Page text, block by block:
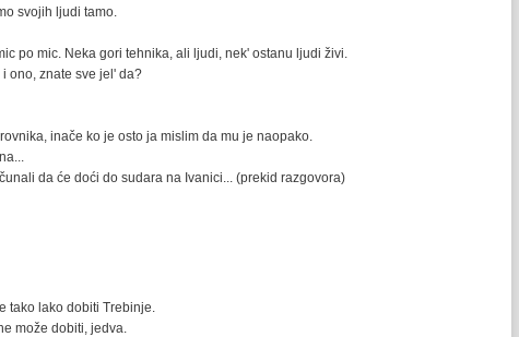
svojih ljudi tamo.
po mic. Neka gori tehnika, ali ljudi, nek' ostanu ljudi živi.
ono, znate sve jel' da?
inače ko je osto ja mislim da mu je naopako.
da će doći do sudara na Ivanici... (prekid razgovora)
tako lako dobiti Trebinje.
može dobiti, jedva.